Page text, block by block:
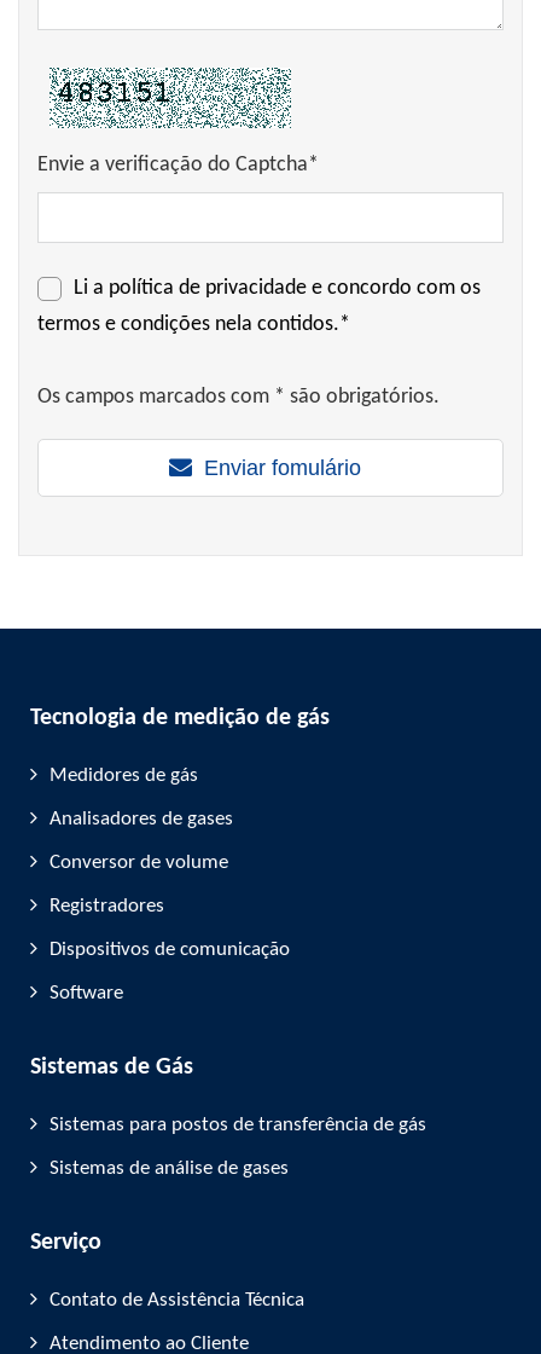
Envie a verificação do Captcha*
Li a política de privacidade e concordo com os
termos e condições nela contidos.*
Os campos marcados com * são obrigatórios.
Enviar fomulário
Tecnologia de medição de gás
Medidores de gás
Analisadores de gases
Conversor de volume
Registradores
Dispositivos de comunicação
Software
Sistemas de Gás
Sistemas para postos de transferência de gás
Sistemas de análise de gases
Serviço
Contato de Assistência Técnica
Atendimento ao Cliente